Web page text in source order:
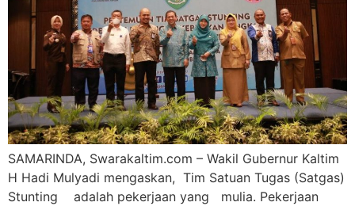
SAMARINDA, Swarakaltim.com – Wakil Gubernur Kaltim
H Hadi Mulyadi mengaskan, Tim Satuan Tugas (Satgas)
Stunting adalah pekerjaan yang mulia. Pekerjaan